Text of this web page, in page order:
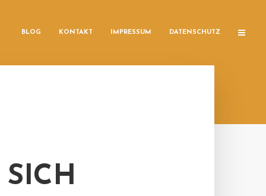
BLOG KONTAKT IMPRESSUM DATENSCHUTZ